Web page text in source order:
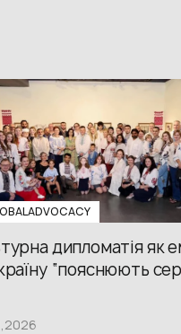
дипломатія як
“пояснюють